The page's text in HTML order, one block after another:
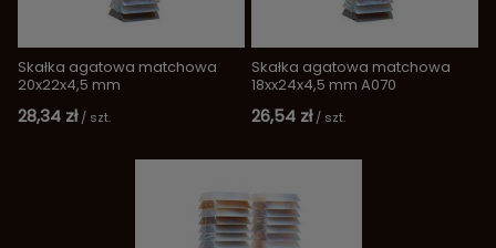
Skałka agatowa matchowa
20x22x4,5 mm
28,34 zł / szt.
Skałka agatowa matchowa
18xx24x4,5 mm A070
26,54 zł / szt.